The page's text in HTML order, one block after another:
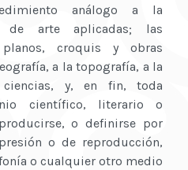
análogo a la
de arte aplicadas; las
planos, croquis y obras
a la topografía, a la
y, en fin, toda
científico, literario o
o definirse por
o de reproducción,
o cualquier otro medio